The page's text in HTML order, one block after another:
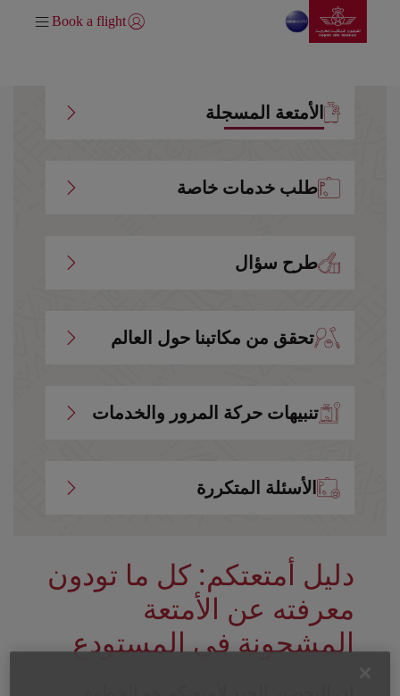
تخطي إلى المحتوى الرئيسي
انتقل إلى الصفحةتسجيل الدخول | انضم)
Book a flight
الأمتعة المسجلة
طلب خدمات خاصة
طرح سؤال
تحقق من مكاتبنا حول العالم
تنبيهات حركة المرور والخدمات
الأسئلة المتكررة
دليل أمتعتكم: كل ما تودون
معرفته عن الأمتعة
المشحونة في المستودع